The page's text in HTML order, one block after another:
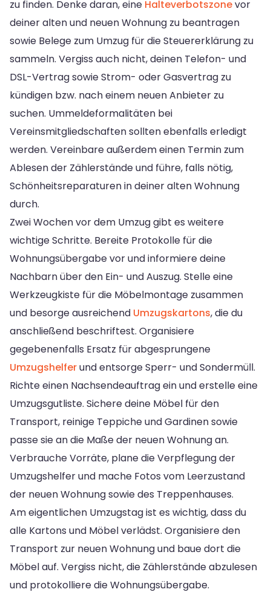
zu finden. Denke daran, eine Halteverbotszonevor
deiner alten und neuen Wohnung zu beantragen
sowie Belege zum Umzug für die Steuererklärung zu
sammeln. Vergiss auch nicht, deinen Telefon- und
DSL-Vertrag sowie Strom- oder Gasvertrag zu
kündigen bzw. nach einem neuen Anbieter zu
suchen. Ummeldeformalitäten bei
Vereinsmitgliedschaften sollten ebenfalls erledigt
werden. Vereinbare außerdem einen Termin zum
Ablesen der Zählerstände und führe, falls nötig,
Schönheitsreparaturen in deiner alten Wohnung
durch.
Zwei Wochen vor dem Umzug gibt es weitere
wichtige Schritte. Bereite Protokolle für die
Wohnungsübergabe vor und informiere deine
Nachbarn über den Ein- und Auszug. Stelle eine
Werkzeugkiste für die Möbelmontage zusammen
und besorge ausreichend Umzugskartons, die du
anschließend beschriftest. Organisiere
gegebenenfalls Ersatz für abgesprungene
Umzugshelferund entsorge Sperr- und Sondermüll.
Richte einen Nachsendeauftrag ein und erstelle eine
Umzugsgutliste. Sichere deine Möbel für den
Transport, reinige Teppiche und Gardinen sowie
passe sie an die Maße der neuen Wohnung an.
Verbrauche Vorräte, plane die Verpflegung der
Umzugshelfer und mache Fotos vom Leerzustand
der neuen Wohnung sowie des Treppenhauses.
Am eigentlichen Umzugstag ist es wichtig, dass du
alle Kartons und Möbel verlädst. Organisiere den
Transport zur neuen Wohnung und baue dort die
Möbel auf. Vergiss nicht, die Zählerstände abzulesen
und protokolliere die Wohnungsübergabe.